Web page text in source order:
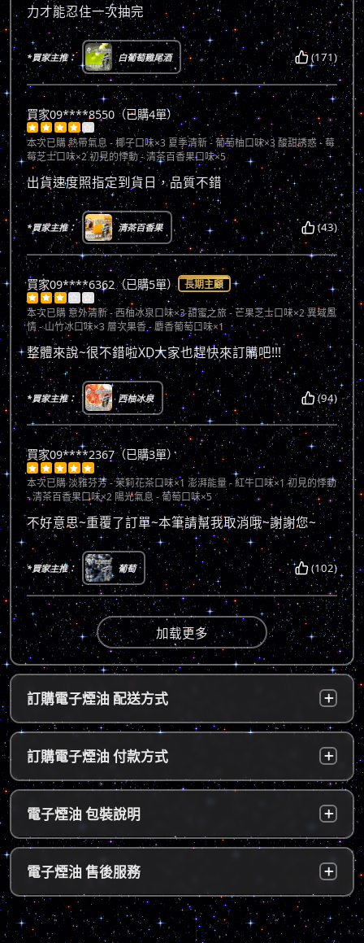
力才能忍住一次抽完
*買家主推： 白葡萄雞尾酒 (171)
買家09****8550（已購4單）
    
本次已購熱帶氣息 - 椰子口味×3 夏季清新 - 葡萄柚口味×3 酸甜誘惑 - 莓
莓芝士口味×2 初見的悸動 - 清茶百香果口味×5
出貨速度照指定到貨日，品質不錯
*買家主推： 清茶百香果 (43)
買家09****6362（已購5單） 長期主顧
    
本次已購 意外清新 - 西柚冰泉口味×3 甜蜜之旅 - 芒果芝士口味×2 異域風
情 - 山竹冰口味×3 層次果香 - 麝香葡萄口味×1
整體來說~很不錯啦XD大家也趕快來訂購吧!!!
*買家主推： 西柚冰泉 (94)
買家09****2367（已購3單）
    
本次已購淡雅芬芳 - 茉莉花茶口味×1 澎湃能量 - 紅牛口味×1 初見的悸動
- 清茶百香果口味×2 陽光氣息 - 葡萄口味×5
不好意思~重覆了訂單~本筆請幫我取消哦~謝謝您~
*買家主推： 葡萄 (102)
加载更多
訂購電子煙油 配送方式
台灣本島：
a. 黑貓宅配：訂單成立後，24小時內寄出，2
～5個工作天內可送達指定地址。
b. 7-11便利店：訂單成立後，24小時內寄出，
2～5個工作天內可送達指定便利店。（ 如遇休
延。遇異常出貨情況，將另外通知您）。
*提示1：線上支付成功並至便利店取貨者須核
對證件，取貨人必須是商品託運單上的收件
人，收件人請勿使用暱稱、假名以免無法順利
取貨。
訂購電子煙油 付款方式
貨到付款：
使用貨到付款方式只需於配達貨物時，將訂單
款項以新台幣現金的方式繳款，即可完成付
款。
超商付款：
訂單送達門市後，會寄送簡訊通知取貨，請至
超商告知門市人員您訂購時所填寫的聯絡電話
後三碼，並付款取貨。
電子煙油 包裝說明
隱密包裝：
由於台灣法律政策原因，包裝上不會註明內容
物，謝謝理解。
電子煙油 售後服務
退換貨原則 包裹拆封請全程錄影，已確保雙方權益。